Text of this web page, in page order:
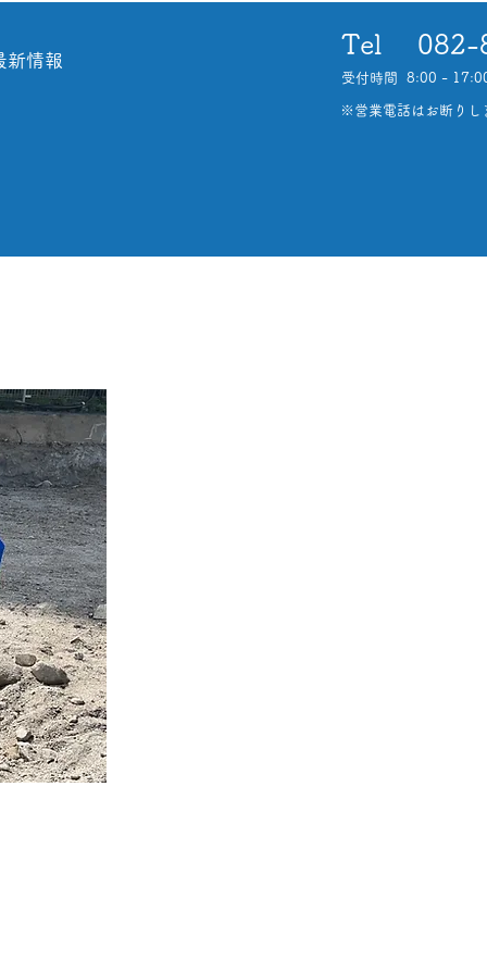
新情報
Tel 082-
受付時間 8:00 -
​※営業電話はお断りし